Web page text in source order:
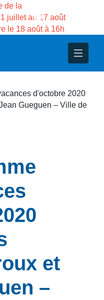
de la
juillet au 17 août
le 18 août à 16h
d'octobre 2020
Gueguen – Ville de
et
–